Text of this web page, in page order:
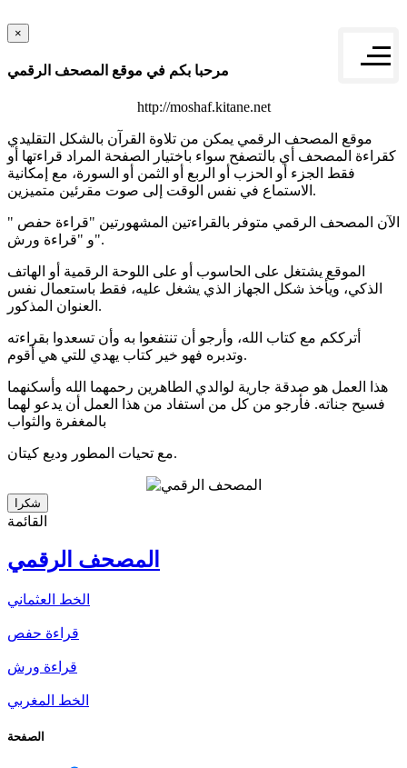
×
مرحبا بكم في موقع المصحف الرقمي
http://moshaf.kitane.net
موقع المصحف الرقمي يمكن من تلاوة القرآن بالشكل التقليدي
كقراءة المصحف أي بالتصفح سواء باختيار الصفحة المراد قراءتها أو
فقط الجزء أو الحزب أو الربع أو الثمن أو السورة، مع إمكانية
الاستماع في نفس الوقت إلى صوت مقرئين متميزين.
الآن المصحف الرقمي متوفر بالقراءتين المشهورتين "قراءة حفص "
و "قراءة ورش".
الموقع يشتغل على الحاسوب أو على اللوحة الرقمية أو الهاتف
الذكي، ويأخذ شكل الجهاز الذي يشغل عليه، فقط باستعمال نفس
العنوان المذكور.
أترككم مع كتاب الله، وأرجو أن تنتفعوا به وأن تسعدوا بقراءته
وتدبره فهو خير كتاب يهدي للتي هي أقوم.
هذا العمل هو صدقة جارية لوالدي الطاهرين رحمهما الله وأسكنهما
فسيح جناته. فأرجو من كل من استفاد من هذا العمل أن يدعو لهما
بالمغفرة والثواب
مع تحيات المطور وديع كيتان.
شكرا
القائمة
المصحف الرقمي
الخط العثماني
قراءة حفص
قراءة ورش
الخط المغربي
الصفحة